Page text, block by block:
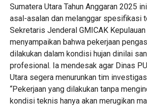
Sumatera Utara Tahun Anggaran 2025
asal-asalan dan melanggar spesifikasi
Sekretaris Jenderal GMICAK Kepulauan
menyampaikan bahwa pekerjaan
dilakukan dalam kondisi hujan dinilai
profesional. Ia mendesak agar Dinas
Utara segera menurunkan tim
“Pekerjaan yang dilakukan tanpa
kondisi teknis hanya akan merugikan